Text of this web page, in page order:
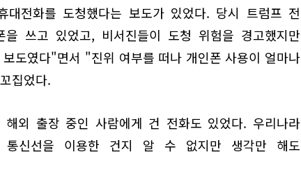
전화를 도청했다는 보도가 있었다. 당시 트럼프 전
쓰고 있었고, 비서진들이 도청 위험을 경고했지만
도였다"면서 "진위 여부를 떠나 개인폰 사용이 얼마나
집었다.
외 출장 중인 사람에게 건 전화도 있었다. 우리나라
통신선을 이용한 건지 알 수 없지만 생각만 해도